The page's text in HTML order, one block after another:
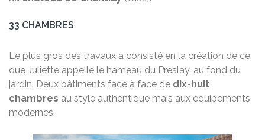
33 CHAMBRES
Le plus gros des travaux a consisté en la création de ce
que Juliette appelle le hameau du Preslay, au fond du
jardin. Deux bâtiments face à face de dix-huit
chambres au style authentique mais aux équipements
modernes.